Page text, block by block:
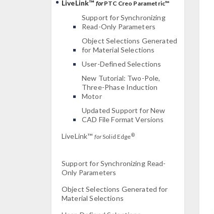
LiveLink™ forPTC Creo Parametric™
Support for Synchronizing
Read-Only Parameters
Object Selections Generated
for Material Selections
User-Defined Selections
New Tutorial: Two-Pole,
Three-Phase Induction
Motor
Updated Support for New
CAD File Format Versions
LiveLink™ forSolid Edge®
Support for Synchronizing Read-
Only Parameters
Object Selections Generated for
Material Selections